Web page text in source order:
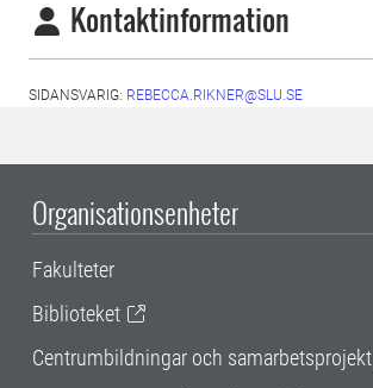
Kontaktinformation
SIDANSVARIG: REBECCA.RIKNER@SLU.SE
Organisationsenheter
Fakulteter
Biblioteket
Centrumbildningar och samarbetsprojekt